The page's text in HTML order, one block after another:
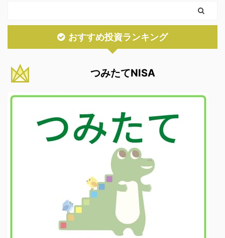
おすすめ投資ランキング
つみたてNISA